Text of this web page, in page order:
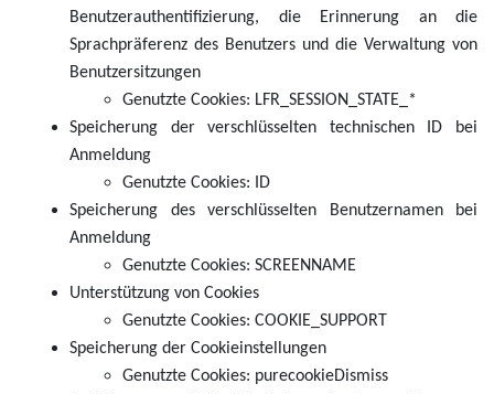
Benutzerauthentifizierung, die Erinnerung an die
Sprachpräferenz des Benutzers und die Verwaltung von
Benutzersitzungen
Genutzte Cookies: LFR_SESSION_STATE_*
Speicherung der verschlüsselten technischen ID bei
Anmeldung
Genutzte Cookies: ID
Speicherung des verschlüsselten Benutzernamen bei
Anmeldung
Genutzte Cookies: SCREENNAME
Unterstützung von Cookies
Genutzte Cookies: COOKIE_SUPPORT
Speicherung der Cookieinstellungen
Genutzte Cookies: purecookieDismiss